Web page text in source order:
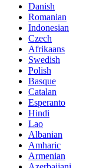
Danish
Romanian
Indonesian
Czech
Afrikaans
Swedish
Polish
Basque
Catalan
Esperanto
Hindi
Lao
Albanian
Amharic
Armenian